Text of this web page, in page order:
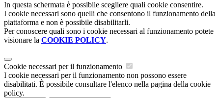
In questa schermata è possibile scegliere quali cookie consentire.
I cookie necessari sono quelli che consentono il funzionamento della
piattaforma e non è possibile disabilitarli.
Per conoscere quali sono i cookie necessari al funzionamento potete
visionare la COOKIE POLICY.
Cookie necessari per il funzionamento
I cookie necessari per il funzionamento non possono essere
disabilitati. È possibile consultare l'elenco nella pagina della cookie
policy.